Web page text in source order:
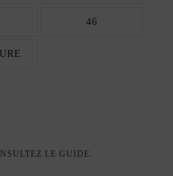
46
LE GUIDE.